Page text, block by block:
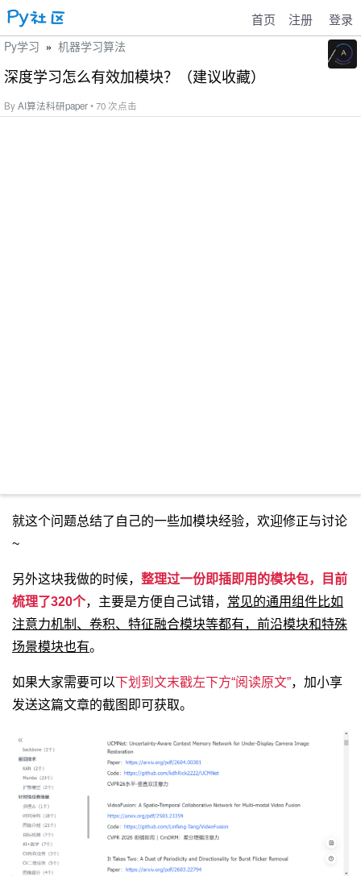
首页 注册 登录
Py学习 » 机器学习算法
深度学习怎么有效加模块？（建议收藏）
ByAI算法科研paper• 70 次点击
就这个问题总结了自己的一些加模块经验，欢迎修正与讨论
~
另外这块我做的时候， 整理过一份即插即用的模块包，目前
梳理了320个，主要是方便自己试错， 常见的通用组件比如
注意力机制、卷积、特征融合模块等都有，前沿模块和特殊
场景模块也有。
如果大家需要可以下划到文末戳左下方“阅读原文”，加小享
发送这篇文章的截图即可获取。